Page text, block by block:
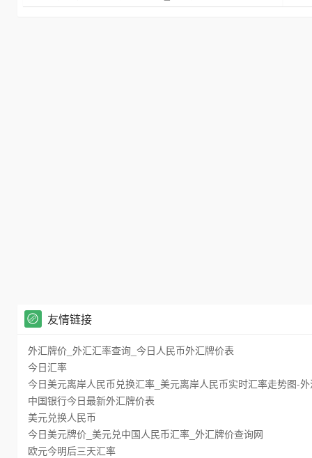
友情链接
外汇牌价_外汇汇率查询_今日人民币外汇牌价表
今日汇率
今日美元离岸人民币兑换汇率_美元离岸人民币实时汇率走势图-
中国银行今日最新外汇牌价表
美元兑换人民币
今日美元牌价_美元兑中国人民币汇率_外汇牌价查询网
欧元今明后三天汇率